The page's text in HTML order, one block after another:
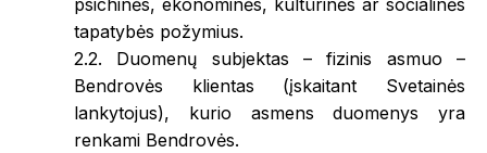
psichinės, ekonominės, kultūrinės ar socialinės
tapatybės požymius.
2.2. Duomenų subjektas – fizinis asmuo –
Bendrovės klientas (įskaitant Svetainės
lankytojus), kurio asmens duomenys yra
renkami Bendrovės.